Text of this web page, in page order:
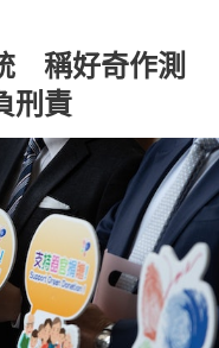
稱好奇作測
刑責